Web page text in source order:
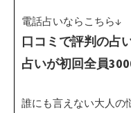
電話占いならこちら↓
口コミで評判の占
占いが初回全員
誰にも言えない大人の